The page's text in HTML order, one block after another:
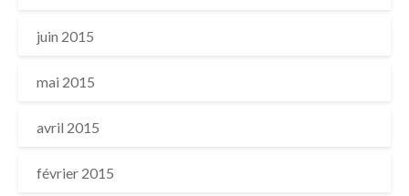
juin 2015
mai 2015
avril 2015
février 2015